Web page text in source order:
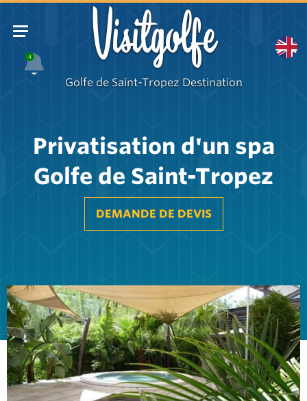
4 Visitgolfe
Golfe de Saint-Tropez Destination
Privatisation d'un spa
Golfe de Saint-Tropez
DEMANDE DE DEVIS